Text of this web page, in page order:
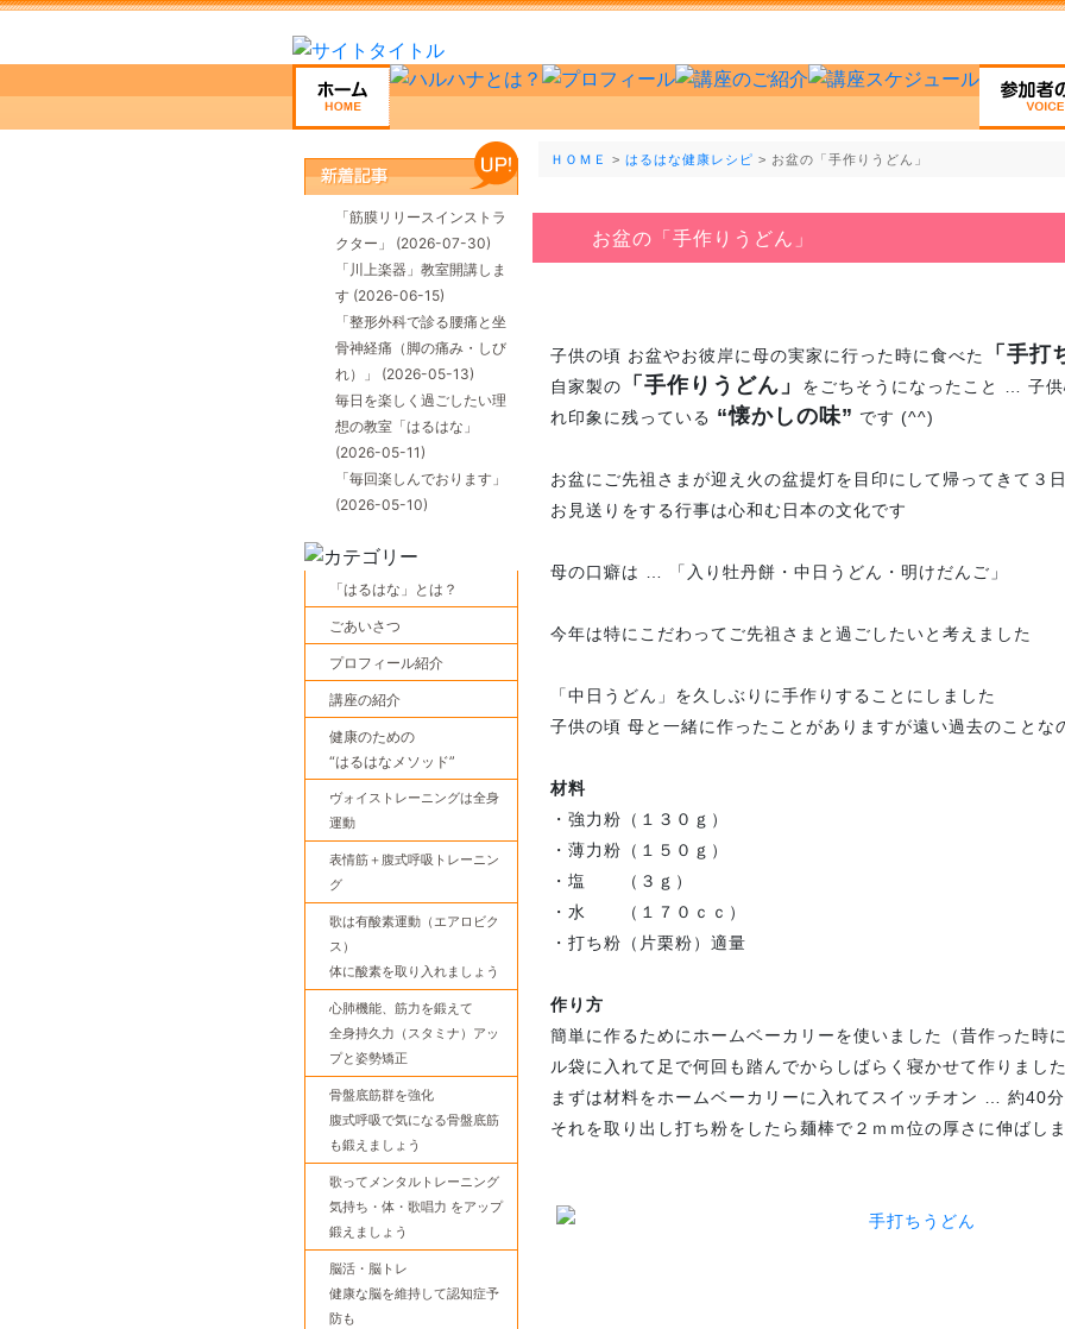
ＨＯＭＥ > はるはな健康レシピ > お盆の「手作りうどん」
お盆の「手作りうどん」
子供の頃 お盆やお彼岸に母の実家に行った時に食べた 「手打
自家製の 「手作りうどん」
をごちそうになったこと … 子
れ印象に残っている “懐かしの味” です (^^)
お盆にご先祖さまが迎え火の盆提灯を目印にして帰ってきて３
お見送りをする行事は心和む日本の文化です
母の口癖は … 「入り牡丹餅・中日うどん・明けだんご」
今年は特にこだわってご先祖さまと過ごしたいと考えました
「中日うどん」を久しぶりに手作りすることにしました
子供の頃 母と一緒に作ったことがありますが遠い過去のことな
材料
・強力粉（１３０ｇ）
・薄力粉（１５０ｇ）
・塩 （３ｇ）
・水 （１７０ｃｃ）
・打ち粉（片栗粉）適量
作り方
簡単に作るためにホームベーカリーを使いました（昔作った時
ル袋に入れて足で何回も踏んでからしばらく寝かせて作りました
まずは材料をホームベーカリーに入れてスイッチオン … 約40
それを取り出し打ち粉をしたら麺棒で２ｍｍ位の厚さに伸ばし
「筋膜リリースインストラ
クター」 (2026-07-30)
「川上楽器」教室開講しま
す (2026-06-15)
「整形外科で診る腰痛と坐
骨神経痛（脚の痛み・しび
れ）」 (2026-05-13)
毎日を楽しく過ごしたい理
想の教室「はるはな」
(2026-05-11)
「毎回楽しんでおります」
(2026-05-10)
「はるはな」とは？
ごあいさつ
プロフィール紹介
講座の紹介
健康のための
“はるはなメソッド”
ヴォイストレーニングは全身
運動
表情筋＋腹式呼吸トレーニン
グ
歌は有酸素運動（エアロビク
ス）
体に酸素を取り入れましょう
心肺機能、筋力を鍛えて
全身持久力（スタミナ）アッ
プと姿勢矯正
骨盤底筋群を強化
腹式呼吸で気になる骨盤底筋
も鍛えましょう
歌ってメンタルトレーニング
気持ち・体・歌唱力 をアップ
鍛えましょう
脳活・脳トレ
健康な脳を維持して認知症予
防も